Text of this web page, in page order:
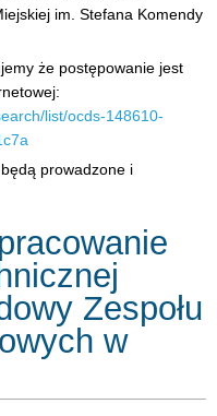
im. Stefana Komendy
że postępowanie jest
list/ocds-148610-
prowadzone i
Zespołu
w